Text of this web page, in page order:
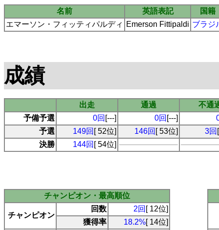
名前 英語表記
国籍
エマーソン・フィッティパルディ
Emerson Fittipaldi ブラジ
成績
出走 通過
不通
予備予選
0回 [---] 0回 [---]
予選
149回 [ 52位] 146回 [ 53位] 3回
決勝
144回 [ 54位]
チャンピオン・最高順位
チャンピオン
回数 2回 [ 12位]
獲得率
18.2%[ 14位]